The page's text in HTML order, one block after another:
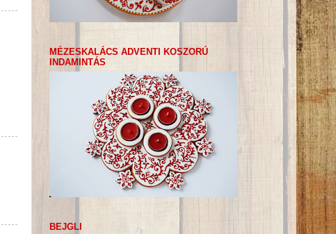
MÉZESKALÁCS ADVENTI KOSZORÚ
INDAMINTÁS
BEJGLI